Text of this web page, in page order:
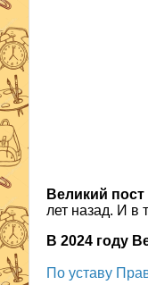
Великий пост
лет назад. И в
В 2024 году
По уставу